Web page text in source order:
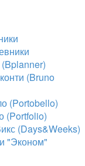
(Bruno
(Portobello)
(Portfolio)
(Days&Weeks)
"Эконом"